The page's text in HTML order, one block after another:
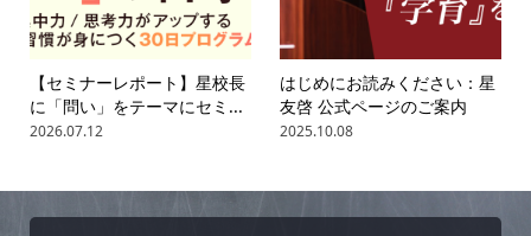
【セミナーレポート】星校長
に「問い」をテーマにセミ...
2026.07.12
はじめにお読みください：星
友啓 公式ページのご案内
2025.10.08